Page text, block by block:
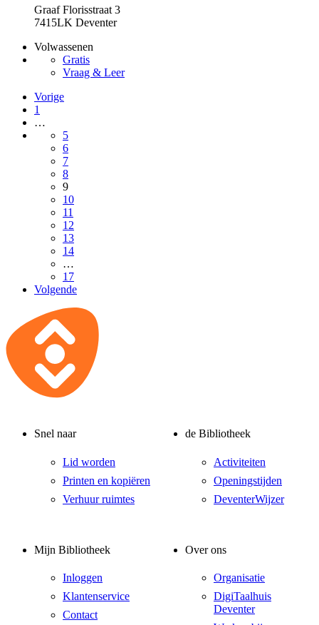
Graaf Florisstraat 3
7415LK Deventer
Volwassenen
Gratis
Vraag & Leer
Vorige
1
…
5
6
7
8
9
10
11
12
13
14
…
17
Volgende
Snel naar
Lid worden
Printen en kopiëren
Verhuur ruimtes
de Bibliotheek
Activiteiten
Openingstijden
DeventerWijzer
Mijn Bibliotheek
Inloggen
Klantenservice
Contact
Over ons
Organisatie
DigiTaalhuis
Deventer